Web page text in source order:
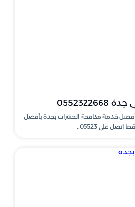
خدمة مكافحة الحشرات بجدة بأفضل
على 05523..